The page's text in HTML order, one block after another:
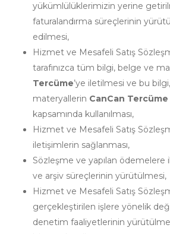
yükümlülüklerimizin yerine
faturalandırma süreçlerinin
edilmesi,
Hizmet ve Mesafeli Satış
tarafınızca tüm bilgi, belge ve
Tercüme’ye iletilmesi ve bu
materyallerin CanCan Tercüme
kapsamında kullanılması,
Hizmet ve Mesafeli Satış
iletişimlerin sağlanması,
Sözleşme ve yapılan ödemelere
ve arşiv süreçlerinin yürütülmesi,
Hizmet ve Mesafeli Satış
gerçekleştirilen işlere yönelik
denetim faaliyetlerinin